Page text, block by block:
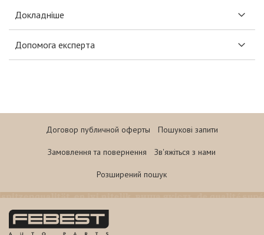
Докладніше
Допомога експерта
Договор публичной оферты Пошукові запити
Замовлення та повернення Зв'яжіться з нами
Розширений пошук